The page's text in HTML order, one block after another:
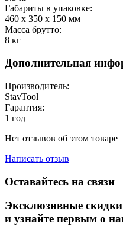
Габариты в упаковке:
460 x 350 x 150 мм
Масса брутто:
8 кг
Дополнительная
Производитель:
StavTool
Гарантия:
1 год
Нет отзывов об этом товаре
Написать отзыв
Оставайтесь на связи
Эксклюзивные скидки
и узнайте первым о